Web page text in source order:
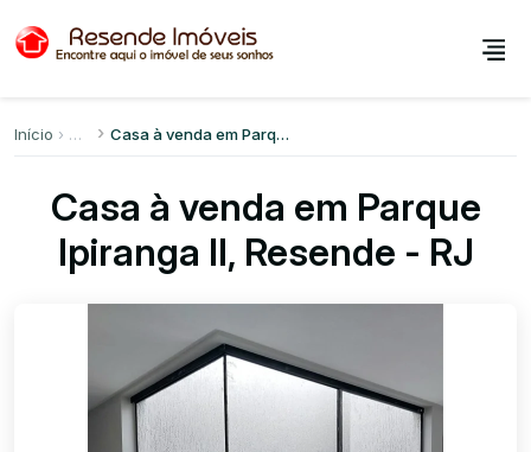
Início Casa à venda em Parque Ipiranga II
Casa à venda em Parque
Ipiranga II, Resende - RJ